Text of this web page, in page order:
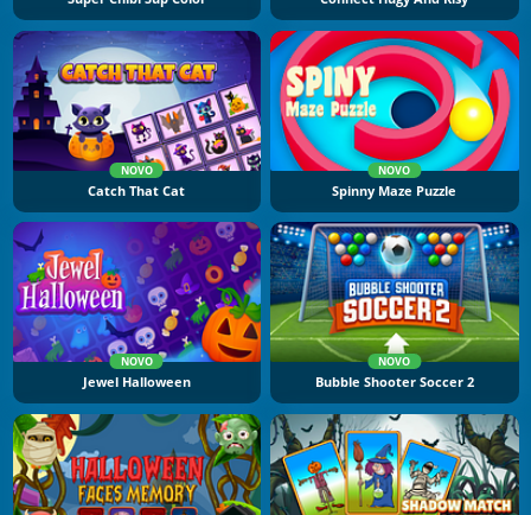
NOVO
Catch That Cat
NOVO
Spinny Maze Puzzle
NOVO
Jewel Halloween
NOVO
Bubble Shooter Soccer 2